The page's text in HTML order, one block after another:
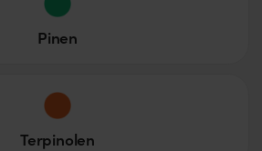
Pinen
Terpinolen